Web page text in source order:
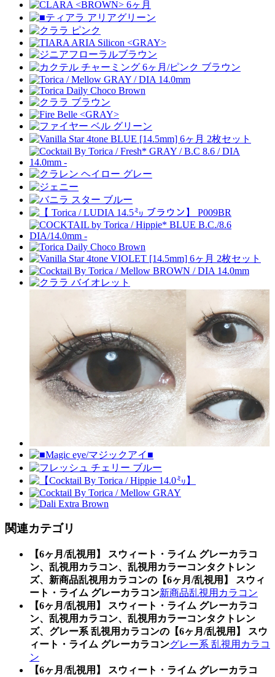
関連カテゴリ
【6ヶ月/乱視用】 スウィート・ライム グレーカラコ
ン、乱視用カラコン、乱視用カラーコンタクトレン
ズ、新商品乱視用カラコンの【6ヶ月/乱視用】 スウィ
ート・ライム グレーカラコン新商品乱視用カラコン
【6ヶ月/乱視用】 スウィート・ライム グレーカラコ
ン、乱視用カラコン、乱視用カラーコンタクトレン
ズ、グレー系 乱視用カラコンの【6ヶ月/乱視用】 スウ
ィート・ライム グレーカラコングレー系 乱視用カラコ
ン
【6ヶ月/乱視用】 スウィート・ライム グレーカラコ